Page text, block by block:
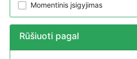
Momentinis įsigyjimas
Rūšiuoti pagal